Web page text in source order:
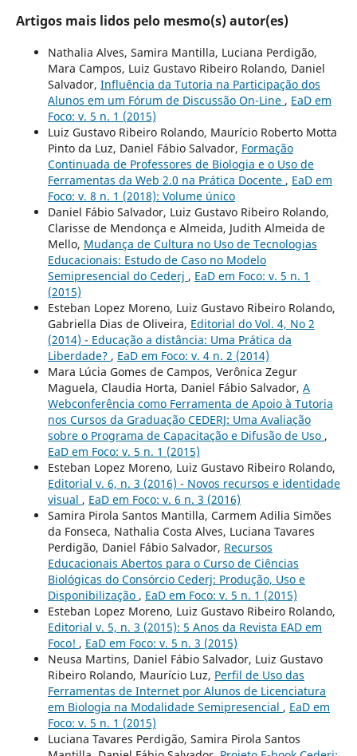
Artigos mais lidos pelo mesmo(s) autor(es)
Nathalia Alves, Samira Mantilla, Luciana Perdigão,
Mara Campos, Luiz Gustavo Ribeiro Rolando, Daniel
Salvador, Influência da Tutoria na Participação dos
Alunos em um Fórum de Discussão On-Line , EaD em
Foco: v. 5 n. 1 (2015)
Luiz Gustavo Ribeiro Rolando, Maurí­cio Roberto Motta
Pinto da Luz, Daniel Fábio Salvador, Formação
Continuada de Professores de Biologia e o Uso de
Ferramentas da Web 2.0 na Prática Docente , EaD em
Foco: v. 8 n. 1 (2018): Volume único
Daniel Fábio Salvador, Luiz Gustavo Ribeiro Rolando,
Clarisse de Mendonça e Almeida, Judith Almeida de
Mello, Mudança de Cultura no Uso de Tecnologias
Educacionais: Estudo de Caso no Modelo
Semipresencial do Cederj , EaD em Foco: v. 5 n. 1
(2015)
Esteban Lopez Moreno, Luiz Gustavo Ribeiro Rolando,
Gabriella Dias de Oliveira, Editorial do Vol. 4, No 2
(2014) - Educação a distância: Uma Prática da
Liberdade? , EaD em Foco: v. 4 n. 2 (2014)
Mara Lúcia Gomes de Campos, Verônica Zegur
Maguela, Claudia Horta, Daniel Fábio Salvador, A
Webconferência como Ferramenta de Apoio à Tutoria
nos Cursos da Graduação CEDERJ: Uma Avaliação
sobre o Programa de Capacitação e Difusão de Uso ,
EaD em Foco: v. 5 n. 1 (2015)
Esteban Lopez Moreno, Luiz Gustavo Ribeiro Rolando,
Editorial v. 6, n. 3 (2016) - Novos recursos e identidade
visual , EaD em Foco: v. 6 n. 3 (2016)
Samira Pirola Santos Mantilla, Carmem Adilia Simões
da Fonseca, Nathalia Costa Alves, Luciana Tavares
Perdigão, Daniel Fábio Salvador, Recursos
Educacionais Abertos para o Curso de Ciências
Biológicas do Consórcio Cederj: Produção, Uso e
Disponibilização , EaD em Foco: v. 5 n. 1 (2015)
Esteban Lopez Moreno, Luiz Gustavo Ribeiro Rolando,
Editorial v. 5, n. 3 (2015): 5 Anos da Revista EAD em
Foco! , EaD em Foco: v. 5 n. 3 (2015)
Neusa Martins, Daniel Fábio Salvador, Luiz Gustavo
Ribeiro Rolando, Maurí­cio Luz, Perfil de Uso das
Ferramentas de Internet por Alunos de Licenciatura
em Biologia na Modalidade Semipresencial , EaD em
Foco: v. 5 n. 1 (2015)
Luciana Tavares Perdigão, Samira Pirola Santos